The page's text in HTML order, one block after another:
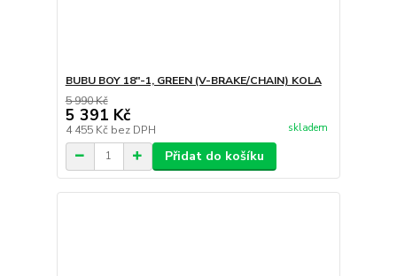
BUBU BOY 18"-1, GREEN (V-BRAKE/CHAIN) KOLA
5 990 Kč
5 391 Kč
4 455 Kč bez DPH skladem
Přidat do košíku